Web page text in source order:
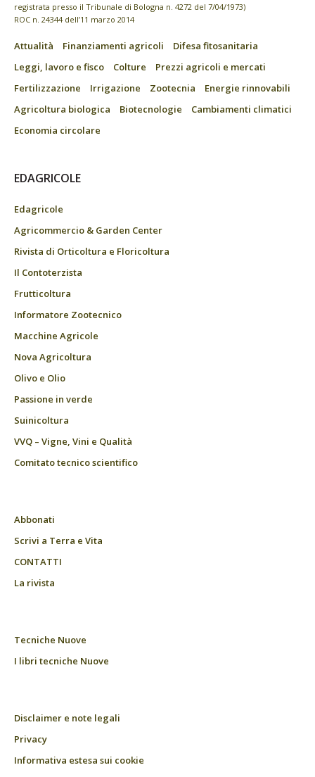
registrata presso il Tribunale di Bologna n. 4272 del 7/04/1973)
ROC n. 24344 dell’11 marzo 2014
Attualità Finanziamenti agricoli
Difesa fitosanitaria
Leggi, lavoro e fisco
Colture
Prezzi agricoli e mercati
Fertilizzazione
Irrigazione Zootecnia
Energie rinnovabili
Agricoltura biologica
Biotecnologie
Cambiamenti climatici
Economia circolare
EDAGRICOLE
Edagricole
Agricommercio & Garden Center
Rivista di Orticoltura e Floricoltura
Il Contoterzista
Frutticoltura
Informatore Zootecnico
Macchine Agricole
Nova Agricoltura
Olivo e Olio
Passione in verde
Suinicoltura
VVQ – Vigne, Vini e Qualità
Comitato tecnico scientifico
Abbonati
Scrivi a Terra e Vita
CONTATTI
La rivista
Tecniche Nuove
I libri tecniche Nuove
Disclaimer e note legali
Privacy
Informativa estesa sui cookie